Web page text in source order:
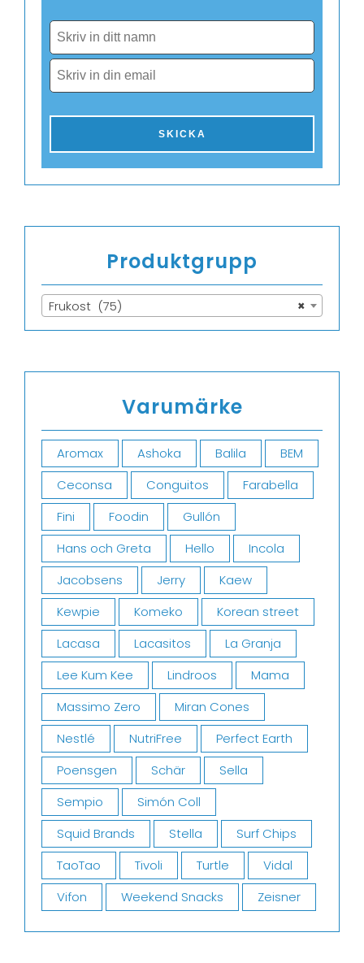
Produktgrupp
×
Frukost (75)
Varumärke
Aromax Ashoka Balila
BEM
Ceconsa
Conguitos
Farabella
Fini
Foodin
Gullón
Hans och Greta
Hello
Incola
Jacobsens
Jerry
Kaew
Kewpie
Komeko
Korean street
Lacasa
Lacasitos
La Granja
Lee Kum Kee
Lindroos
Mama
Massimo Zero
Miran Cones
Nestlé
NutriFree
Perfect Earth
Poensgen
Schär
Sella
Sempio
Simón Coll
Squid Brands
Stella
Surf Chips
TaoTao
Tivoli Turtle
Vidal
Vifon
Weekend Snacks Zeisner